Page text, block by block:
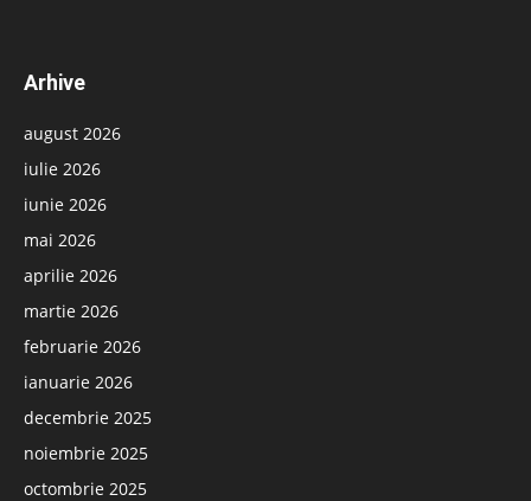
Arhive
august 2026
iulie 2026
iunie 2026
mai 2026
aprilie 2026
martie 2026
februarie 2026
ianuarie 2026
decembrie 2025
noiembrie 2025
octombrie 2025